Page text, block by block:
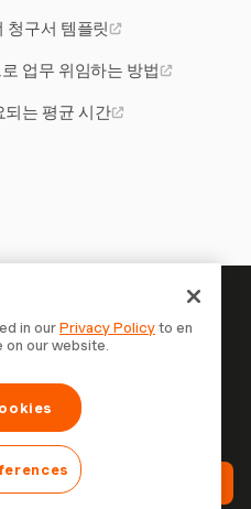
청구서 템플릿
업무 위임하는 방법
되는 평균 시간
록할 가치가 있
시작하세요
객에게 청구하고, 더 빠르게
업에 합류하세요. 무료 체험,
in ourPrivacy Policyto en
our website.